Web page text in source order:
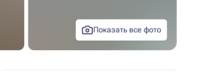
Показать все фото